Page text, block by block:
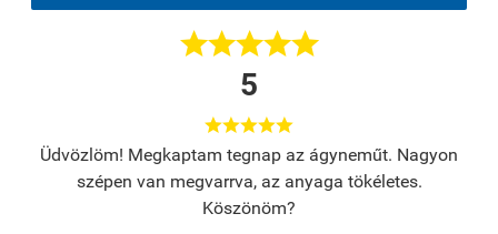

5

Üdvözlöm! Megkaptam tegnap az ágyneműt. Nagyon
szépen van megvarrva, az anyaga tökéletes.
Köszönöm?